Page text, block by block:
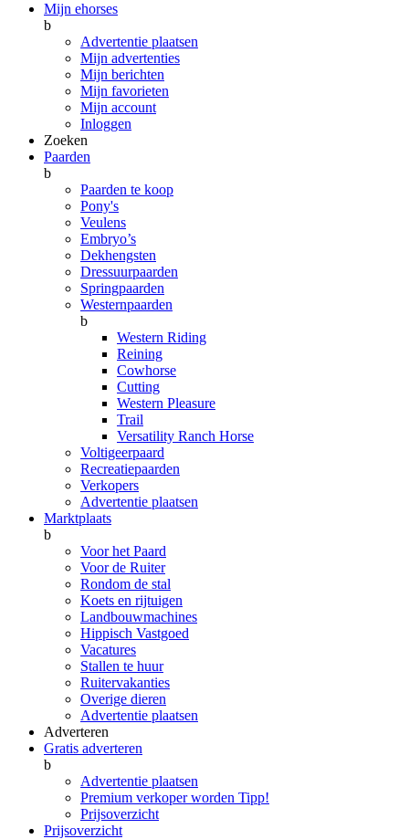
Mijn ehorses
b
Advertentie plaatsen
Mijn advertenties
Mijn berichten
Mijn favorieten
Mijn account
Inloggen
Zoeken
Paarden
b
Paarden te koop
Pony's
Veulens
Embryo’s
Dekhengsten
Dressuurpaarden
Springpaarden
Westernpaarden
b
Western Riding
Reining
Cowhorse
Cutting
Western Pleasure
Trail
Versatility Ranch Horse
Voltigeerpaard
Recreatiepaarden
Verkopers
Advertentie plaatsen
Marktplaats
b
Voor het Paard
Voor de Ruiter
Rondom de stal
Koets en rijtuigen
Landbouwmachines
Hippisch Vastgoed
Vacatures
Stallen te huur
Ruitervakanties
Overige dieren
Advertentie plaatsen
Adverteren
Gratis adverteren
b
Advertentie plaatsen
Premium verkoper worden Tipp!
Prijsoverzicht
Prijsoverzicht